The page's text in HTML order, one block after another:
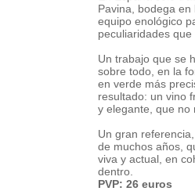
Pavina, bodega
equipo enológico
peculiaridades que
Un trabajo que se
sobre todo, en la
en verde más
resultado: un vino
y elegante, que no
Un gran
de muchos años,
viva y actual, en
dentro.
PVP: 26 euros